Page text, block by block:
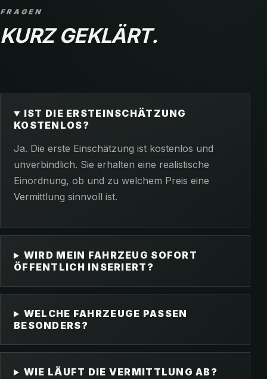
FRAGEN
KURZ GEKLÄRT.
IST DIE ERSTEINSCHÄTZUNG
KOSTENLOS?
Ja. Die erste Einschätzung ist kostenlos und
unverbindlich. Sie erhalten eine realistische
Einordnung, ob und zu welchem Preis eine
Vermittlung sinnvoll ist.
WIRD MEIN FAHRZEUG SOFORT
ÖFFENTLICH INSERIERT?
WELCHE FAHRZEUGE PASSEN
BESONDERS?
WIE LÄUFT DIE VERMITTLUNG AB?